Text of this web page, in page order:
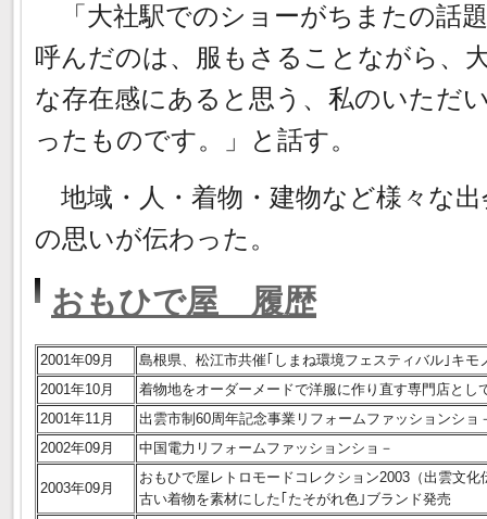
「大社駅でのショーがちまたの話
呼んだのは、服もさることながら、
な存在感にあると思う、私のいただ
ったものです。」と話す。
地域・人・着物・建物など様々な
の思いが伝わった。
おもひで屋 履歴
2001年09月
島根県、松江市共催｢しまね環境フェスティバル｣キ
2001年10月
着物地をオーダーメードで洋服に作り直す専門店とし
2001年11月
出雲市制60周年記念事業リフォームファッションショ
2002年09月
中国電力リフォームファッションショ－
2003年09月
おもひで屋レトロモードコレクション2003（出雲文化
古い着物を素材にした｢たそがれ色｣ブランド発売